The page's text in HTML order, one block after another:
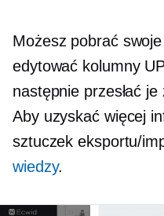
Możesz pobrać
edytować kolumny
następnie przesłać
Aby uzyskać więcej
sztuczek eksportu/
wiedzy.